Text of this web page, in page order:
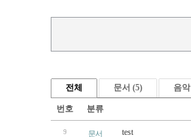
전체 문서 (5) 음악
번호 분류
9 문서 test